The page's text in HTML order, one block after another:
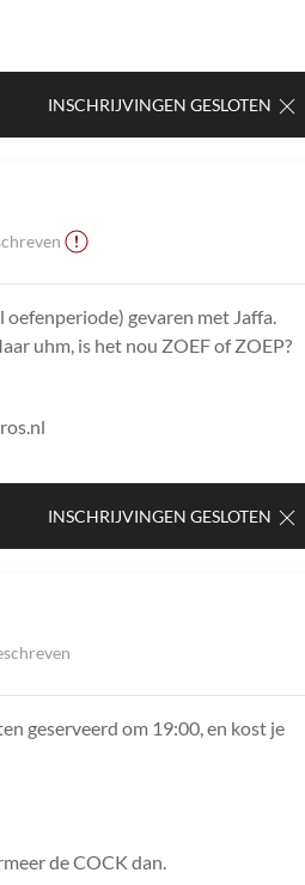
INSCHRIJVINGEN GESLOTEN
oefenperiode) gevaren met Jaffa.
uhm, is het nou ZOEF of ZOEP?
INSCHRIJVINGEN GESLOTEN
geserveerd om 19:00, en kost je
de COCK dan.